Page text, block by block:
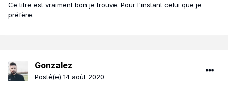
Ce titre est vraiment bon je trouve. Pour l'instant celui que je
préfère.
Gonzalez
Posté(e) 14 août 2020